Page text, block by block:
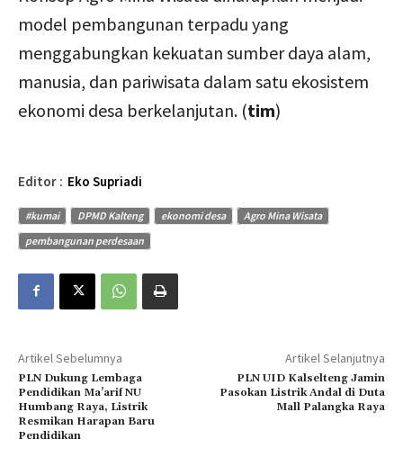
model pembangunan terpadu yang
menggabungkan kekuatan sumber daya alam,
manusia, dan pariwisata dalam satu ekosistem
ekonomi desa berkelanjutan. (tim)
Editor : Eko Supriadi
#kumai DPMD Kalteng ekonomi desa
Agro Mina Wisata
pembangunan perdesaan
Artikel Sebelumnya
PLN Dukung Lembaga
Pendidikan Ma’arif NU
Humbang Raya, Listrik
Resmikan Harapan Baru
Pendidikan
Artikel Selanjutnya
PLN UID Kalselteng Jamin
Pasokan Listrik Andal di Duta
Mall Palangka Raya